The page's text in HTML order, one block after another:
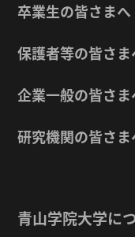
卒業生の皆さまへ
保護者等の皆さま
企業一般の皆さま
研究機関の皆さま
青山学院大学に